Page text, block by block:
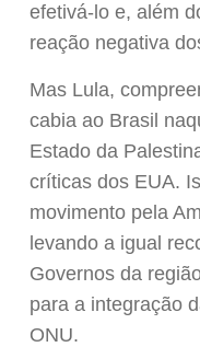
efetivá-lo e, além
reação negativa
Mas Lula,
cabia ao Brasil
Estado da
críticas dos EUA.
movimento pela
levando a igual
Governos da
para a integração
ONU.